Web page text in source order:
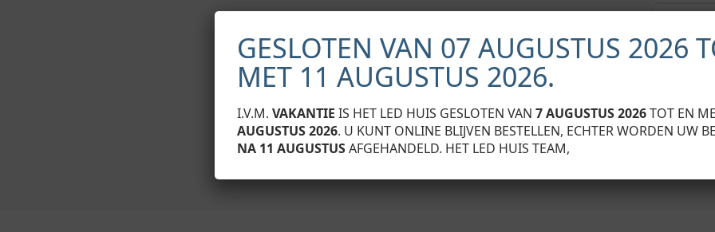
GESLOTEN VAN 07 AUGUSTUS 2026
MET 11 AUGUSTUS 2026.
I.V.M. VAKANTIE IS HET LED HUIS GESLOTEN VAN 7 AUGUSTUS 2026TOT EN
AUGUSTUS 2026. U KUNT ONLINE BLIJVEN BESTELLEN, ECHTER WORDEN UW
NA 11 AUGUSTUSAFGEHANDELD. HET LED HUIS TEAM,